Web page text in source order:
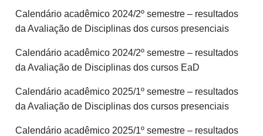
Calendário acadêmico 2024/2º semestre – resultados
da Avaliação de Disciplinas dos cursos presenciais
Calendário acadêmico 2024/2º semestre – resultados
da Avaliação de Disciplinas dos cursos EaD
Calendário acadêmico 2025/1º semestre – resultados
da Avaliação de Disciplinas dos cursos presenciais
Calendário acadêmico 2025/1º semestre – resultados